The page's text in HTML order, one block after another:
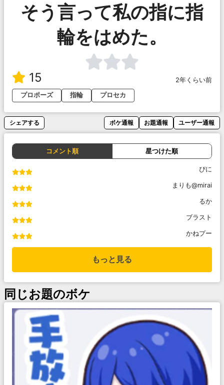
そう言って私の指に指
輪をはめた。
15
2年くらい前
プロポーズ
指輪 プロセカ
シェアする ボケ通報 お題通報 ユーザー通報
コメント順 星つけた順
ぴに
まりも@mirai
るか
ブラスト
かねプー
もっと見る
同じお題のボケ